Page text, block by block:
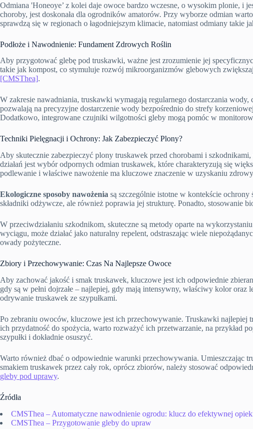
Odmiana 'Honeoye’ z kolei daje owoce bardzo wczesne, o wysokim plonie, i
choroby, jest doskonała dla ogrodników amatorów. Przy wyborze odmian
sprawdzą się w regionach o łagodniejszym klimacie, natomiast odmiany takie
Podłoże i Nawodnienie: Fundament Zdrowych Roślin
Aby przygotować glebę pod truskawki, ważne jest zrozumienie jej
takie jak kompost, co stymuluje rozwój mikroorganizmów glebowych
[CMSThea].
W zakresie nawadniania, truskawki wymagają regularnego dostarczania
pozwalają na precyzyjne dostarczenie wody bezpośrednio do strefy
Dodatkowo, integrowane czujniki wilgotności gleby mogą pomóc w
Techniki Pielęgnacji i Ochrony: Jak Zabezpieczyć Plony?
Aby skutecznie zabezpieczyć plony truskawek przed chorobami i
działań jest wybór odpornych odmian truskawek, które charakteryzują się
podlewanie i właściwe nawożenie ma kluczowe znaczenie w uzyskaniu
Ekologiczne sposoby nawożenia są szczególnie istotne w kontekście
składniki odżywcze, ale również poprawia jej strukturę. Ponadto, stosowanie
W przeciwdziałaniu szkodnikom, skuteczne są metody oparte na
wyciągu, może działać jako naturalny repelent, odstraszając wiele
owady pożyteczne.
Zbiory i Przechowywanie: Czas Na Najlepsze Owoce
Aby zachować jakość i smak truskawek, kluczowe jest ich odpowiednie
gdy są w pełni dojrzałe – najlepiej, gdy mają intensywny, właściwy kolor
odrywanie truskawek ze szypułkami.
Po zebraniu owoców, kluczowe jest ich przechowywanie. Truskawki najlepiej
ich przydatność do spożycia, warto rozważyć ich przetwarzanie, na przykład
szypułki i dokładnie osuszyć.
Warto również dbać o odpowiednie warunki przechowywania. Umieszczając
smakiem truskawek przez cały rok, oprócz zbiorów, należy stosować
gleby pod uprawy.
Źródła
CMSThea – Automatyczne nawodnienie ogrodu: klucz do efektywnej
CMSThea – Przygotowanie gleby do upraw